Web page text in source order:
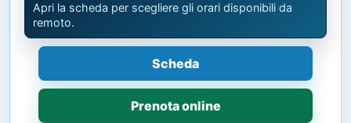
Apri la scheda per scegliere gli orari disponibili da
remoto.
Scheda
Prenota online